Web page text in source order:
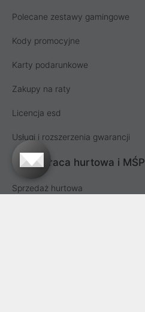
Polecane zestawy gamingowe
Kody promocyjne
Karty podarunkowe
Zakupy na raty
Licencja esd
Usługi i rozszerzenia gwarancji
Współpraca hurtowa i MŚP
Sprzedaż hurtowa